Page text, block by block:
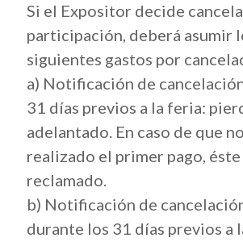
Si el Expositor decide
participación, deberá asumir
siguientes gastos por
a) Notificación de
31 días previos a la feria:
adelantado. En caso de que
realizado el primer pago,
reclamado.
b) Notificación de
durante los 31 días previos a